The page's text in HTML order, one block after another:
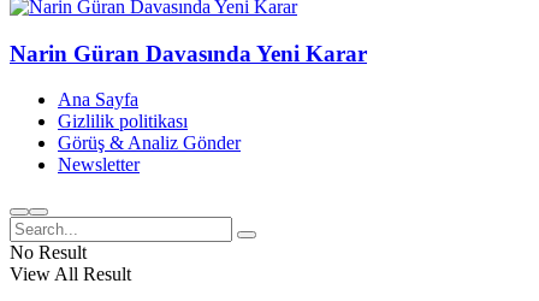
Narin Güran Davasında Yeni Karar
Ana Sayfa
Gizlilik politikası
Görüş & Analiz Gönder
Newsletter
No Result
View All Result